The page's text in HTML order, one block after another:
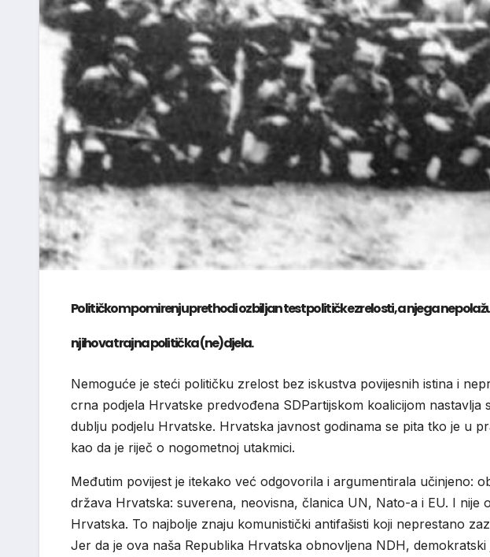
Političkom pomirenju prethodi ozbiljan test političke zrelosti, a njega ne
njihova trajna politička (ne)djela.
Nemoguće je steći političku zrelost bez iskustva povijesnih istina i
crna podjela Hrvatske predvođena SDPartijskom koalicijom nastavlja
dublju podjelu Hrvatske. Hrvatska javnost godinama se pita tko je u
kao da je riječ o nogometnoj utakmici.
Međutim povijest je itekako već odgovorila i argumentirala učinjeno:
država Hrvatska: suverena, neovisna, članica UN, Nato-a i EU. I nije
Hrvatska. To najbolje znaju komunistički antifašisti koji neprestano
Jer da je ova naša Republika Hrvatska obnovljena NDH,